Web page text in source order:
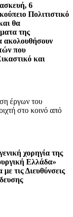
6
Πολιτιστικό
θα
της
ακολουθήσουν
που
και
έργων του
στο κοινό από
χορηγία της
Ελλάδα»
τις Διευθύνσεις